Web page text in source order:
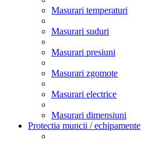
Masurari temperaturi
Masurari suduri
Masurari presiuni
Masurari zgomote
Masurari electrice
Masurari dimensiuni
Protectia muncii / echipamente